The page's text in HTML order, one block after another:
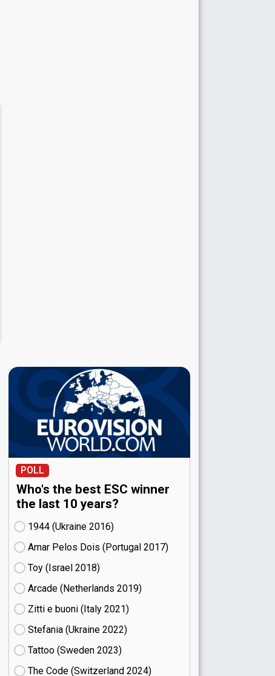
POLL
Who's the best ESC winner
the last 10 years?
1944 (Ukraine
16)
Amar Pelos Dois (Portugal
17)
Toy (Israel
18)
Arcade (Netherlands
19)
Zitti e buoni​ (Italy
21)
Stefania (Ukraine
22)
Tattoo (Sweden
23)
The Code (Switzerland
24)